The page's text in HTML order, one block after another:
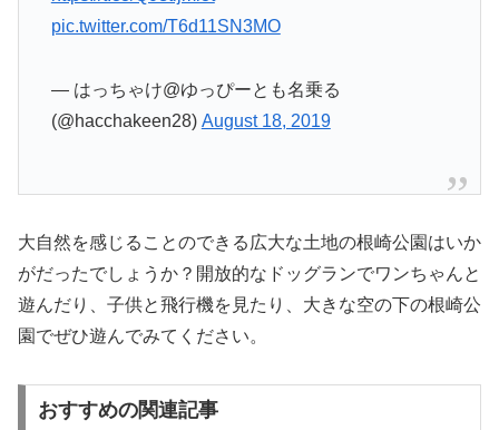
pic.twitter.com/T6d11SN3MO
— はっちゃけ@ゆっぴーとも名乗る
(@hacchakeen28) August 18, 2019
大自然を感じることのできる広大な土地の根崎公園はいか
がだったでしょうか？開放的なドッグランでワンちゃんと
遊んだり、子供と飛行機を見たり、大きな空の下の根崎公
園でぜひ遊んでみてください。
おすすめの関連記事